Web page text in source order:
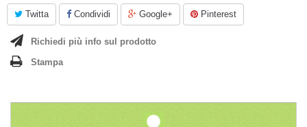
Twitta Condividi Google+ Pinterest
Richiedi più info sul prodotto
Stampa